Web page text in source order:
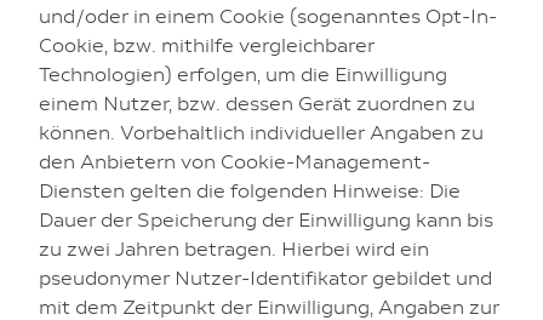
und/oder in einem Cookie (sogenanntes Opt-In-
Cookie, bzw. mithilfe vergleichbarer
Technologien) erfolgen, um die Einwilligung
einem Nutzer, bzw. dessen Gerät zuordnen zu
können. Vorbehaltlich individueller Angaben zu
den Anbietern von Cookie-Management-
Diensten gelten die folgenden Hinweise: Die
Dauer der Speicherung der Einwilligung kann bis
zu zwei Jahren betragen. Hierbei wird ein
pseudonymer Nutzer-Identifikator gebildet und
mit dem Zeitpunkt der Einwilligung, Angaben zur